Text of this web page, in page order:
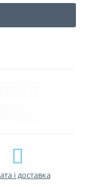
і доставка